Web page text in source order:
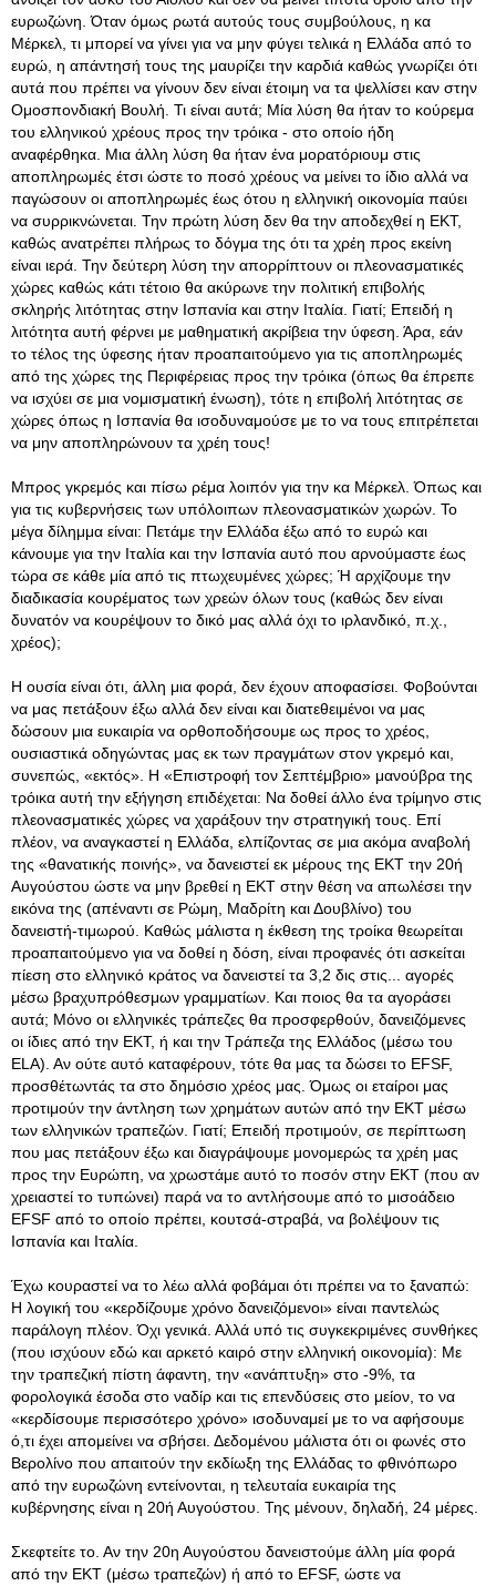
ευρωζώνη. Όταν όμως ρωτά αυτούς τους συμβούλους, η κα
Μέρκελ, τι μπορεί να γίνει για να μην φύγει τελικά η Ελλάδα από το
ευρώ, η απάντησή τους της μαυρίζει την καρδιά καθώς γνωρίζει ότι
αυτά που πρέπει να γίνουν δεν είναι έτοιμη να τα ψελλίσει καν στην
Ομοσπονδιακή Βουλή. Τι είναι αυτά; Μία λύση θα ήταν το κούρεμα
του ελληνικού χρέους προς την τρόικα - στο οποίο ήδη
αναφέρθηκα. Μια άλλη λύση θα ήταν ένα μορατόριουμ στις
αποπληρωμές έτσι ώστε το ποσό χρέους να μείνει το ίδιο αλλά να
παγώσουν οι αποπληρωμές έως ότου η ελληνική οικονομία παύει
να συρρικνώνεται. Την πρώτη λύση δεν θα την αποδεχθεί η ΕΚΤ,
καθώς ανατρέπει πλήρως το δόγμα της ότι τα χρέη προς εκείνη
είναι ιερά. Την δεύτερη λύση την απορρίπτουν οι πλεονασματικές
χώρες καθώς κάτι τέτοιο θα ακύρωνε την πολιτική επιβολής
σκληρής λιτότητας στην Ισπανία και στην Ιταλία. Γιατί; Επειδή η
λιτότητα αυτή φέρνει με μαθηματική ακρίβεια την ύφεση. Άρα, εάν
το τέλος της ύφεσης ήταν προαπαιτούμενο για τις αποπληρωμές
από της χώρες της Περιφέρειας προς την τρόικα (όπως θα έπρεπε
να ισχύει σε μια νομισματική ένωση), τότε η επιβολή λιτότητας σε
χώρες όπως η Ισπανία θα ισοδυναμούσε με το να τους επιτρέπεται
να μην αποπληρώνουν τα χρέη τους!
Μπρος γκρεμός και πίσω ρέμα λοιπόν για την κα Μέρκελ. Όπως και
για τις κυβερνήσεις των υπόλοιπων πλεονασματικών χωρών. Το
μέγα δίλημμα είναι: Πετάμε την Ελλάδα έξω από το ευρώ και
κάνουμε για την Ιταλία και την Ισπανία αυτό που αρνούμαστε έως
τώρα σε κάθε μία από τις πτωχευμένες χώρες; Ή αρχίζουμε την
διαδικασία κουρέματος των χρεών όλων τους (καθώς δεν είναι
δυνατόν να κουρέψουν το δικό μας αλλά όχι το ιρλανδικό, π.χ.,
χρέος);
Η ουσία είναι ότι, άλλη μια φορά, δεν έχουν αποφασίσει. Φοβούνται
να μας πετάξουν έξω αλλά δεν είναι και διατεθειμένοι να μας
δώσουν μια ευκαιρία να ορθοποδήσουμε ως προς το χρέος,
ουσιαστικά οδηγώντας μας εκ των πραγμάτων στον γκρεμό και,
συνεπώς, «εκτός». Η «Επιστροφή τον Σεπτέμβριο» μανούβρα της
τρόικα αυτή την εξήγηση επιδέχεται: Να δοθεί άλλο ένα τρίμηνο στις
πλεονασματικές χώρες να χαράξουν την στρατηγική τους. Επί
πλέον, να αναγκαστεί η Ελλάδα, ελπίζοντας σε μια ακόμα αναβολή
της «θανατικής ποινής», να δανειστεί εκ μέρους της ΕΚΤ την 20ή
Αυγούστου ώστε να μην βρεθεί η ΕΚΤ στην θέση να απωλέσει την
εικόνα της (απέναντι σε Ρώμη, Μαδρίτη και Δουβλίνο) του
δανειστή-τιμωρού. Καθώς μάλιστα η έκθεση της τροίκα θεωρείται
προαπαιτούμενο για να δοθεί η δόση, είναι προφανές ότι ασκείται
πίεση στο ελληνικό κράτος να δανειστεί τα 3,2 δις στις... αγορές
μέσω βραχυπρόθεσμων γραμματίων. Και ποιος θα τα αγοράσει
αυτά; Μόνο οι ελληνικές τράπεζες θα προσφερθούν, δανειζόμενες
οι ίδιες από την ΕΚΤ, ή και την Τράπεζα της Ελλάδος (μέσω του
ELA). Αν ούτε αυτό καταφέρουν, τότε θα μας τα δώσει το EFSF,
προσθέτωντάς τα στο δημόσιο χρέος μας. Όμως οι εταίροι μας
προτιμούν την άντληση των χρημάτων αυτών από την ΕΚΤ μέσω
των ελληνικών τραπεζών. Γιατί; Επειδή προτιμούν, σε περίπτωση
που μας πετάξουν έξω και διαγράψουμε μονομερώς τα χρέη μας
προς την Ευρώπη, να χρωστάμε αυτό το ποσόν στην ΕΚΤ (που αν
χρειαστεί το τυπώνει) παρά να το αντλήσουμε από το μισοάδειο
EFSF από το οποίο πρέπει, κουτσά-στραβά, να βολέψουν τις
Ισπανία και Ιταλία.
Έχω κουραστεί να το λέω αλλά φοβάμαι ότι πρέπει να το ξαναπώ:
Η λογική του «κερδίζουμε χρόνο δανειζόμενοι» είναι παντελώς
παράλογη πλέον. Όχι γενικά. Αλλά υπό τις συγκεκριμένες συνθήκες
(που ισχύουν εδώ και αρκετό καιρό στην ελληνική οικονομία): Με
την τραπεζική πίστη άφαντη, την «ανάπτυξη» στο -9%, τα
φορολογικά έσοδα στο ναδίρ και τις επενδύσεις στο μείον, το να
«κερδίσουμε περισσότερο χρόνο» ισοδυναμεί με το να αφήσουμε
ό,τι έχει απομείνει να σβήσει. Δεδομένου μάλιστα ότι οι φωνές στο
Βερολίνο που απαιτούν την εκδίωξη της Ελλάδας το φθινόπωρο
από την ευρωζώνη εντείνονται, η τελευταία ευκαιρία της
κυβέρνησης είναι η 20ή Αυγούστου. Της μένουν, δηλαδή, 24 μέρες.
Σκεφτείτε το. Αν την 20η Αυγούστου δανειστούμε άλλη μία φορά
από την ΕΚΤ (μέσω τραπεζών) ή από το EFSF, ώστε να